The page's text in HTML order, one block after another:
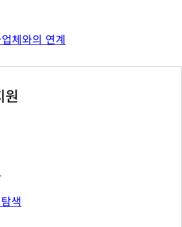
체와의 연계
원
색